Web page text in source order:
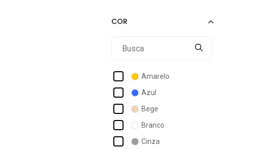
Fila
Amarelo
Azul
Bege
Branco
Cinza